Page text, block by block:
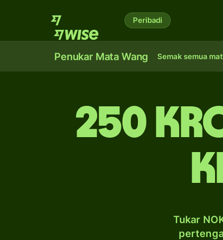
Peribadi
Penukar Mata Wang Semak semua
250
Tukar